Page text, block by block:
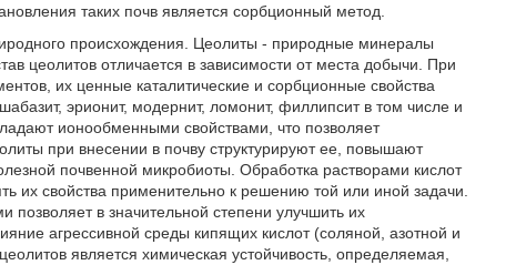
таких почв является сорбционный метод.
происхождения. Цеолиты - природные минералы
цеолитов отличается в зависимости от места добычи. При
их ценные каталитические и сорбционные свойства
эрионит, модернит, ломонит, филлипсит в том числе и
ионообменными свойствами, что позволяет
при внесении в почву структурируют ее, повышают
почвенной микробиоты. Обработка растворами кислот
их свойства применительно к решению той или иной задачи.
в значительной степени улучшить их
агрессивной среды кипящих кислот (соляной, азотной и
является химическая устойчивость, определяемая,